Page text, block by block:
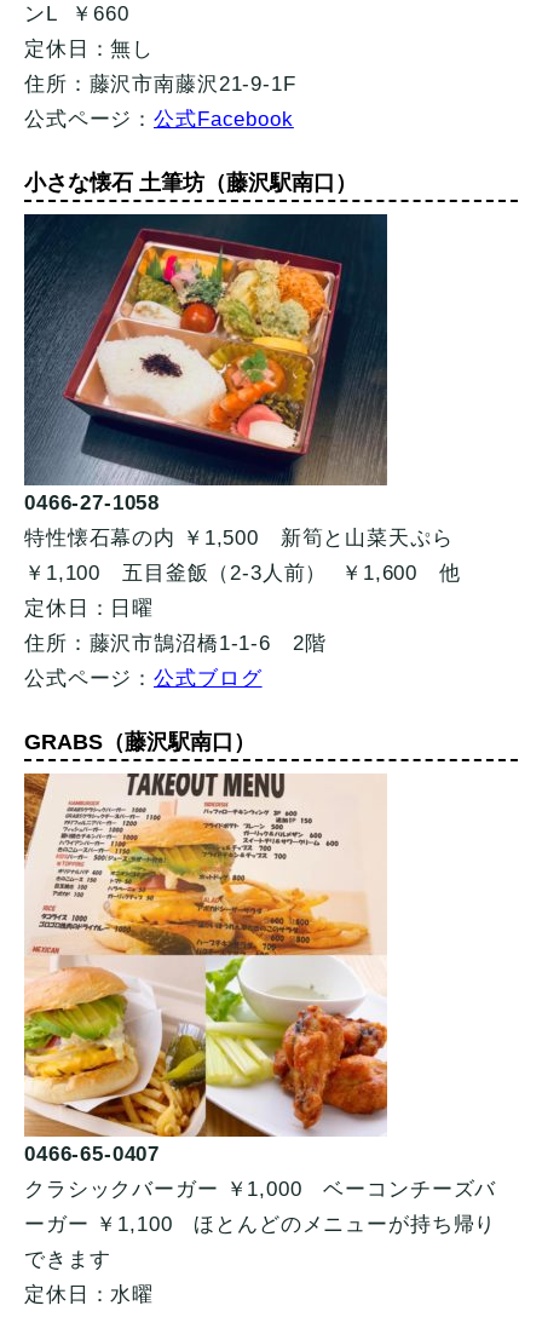
ンL ￥660
定休日：無し
住所：藤沢市南藤沢21-9-1F
公式ページ：公式Facebook
小さな懐石 土筆坊（藤沢駅南口）
0466-27-1058
特性懐石幕の内 ￥1,500 新筍と山菜天ぷら
￥1,100 五目釜飯（2-3人前） ￥1,600 他
定休日：日曜
住所：藤沢市鵠沼橋1-1-6 2階
公式ページ：公式ブログ
GRABS（藤沢駅南口）
0466-65-0407
クラシックバーガー ￥1,000 ベーコンチーズバ
ーガー ￥1,100 ほとんどのメニューが持ち帰り
できます
定休日：水曜